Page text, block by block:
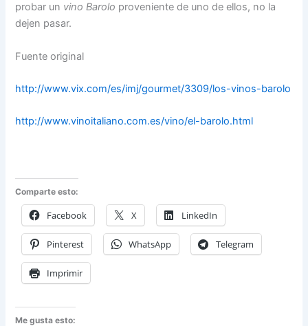
probar un vino Barolo proveniente de uno de ellos, no la
dejen pasar.
Fuente original
http://www.vix.com/es/imj/gourmet/3309/los-vinos-barolo
http://www.vinoitaliano.com.es/vino/el-barolo.html
Comparte esto:
Facebook X LinkedIn
Pinterest WhatsApp Telegram
Imprimir
Me gusta esto: